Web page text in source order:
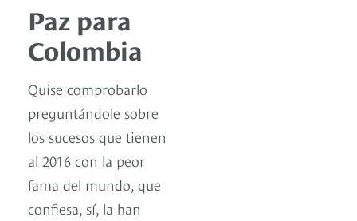
Paz para
Colombia
Quise comprobarlo
preguntándole sobre
los sucesos que tienen
al 2016 con la peor
fama del mundo, que
confiesa, sí, la han